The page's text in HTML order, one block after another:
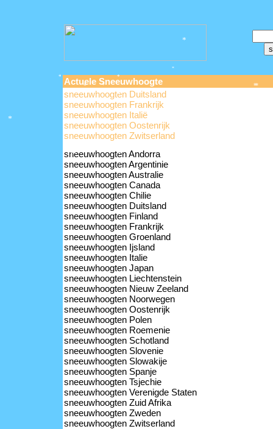
*
*
*
*
*
Actuele Sneeuwhoogte
sneeuwhoogten Duitsland
sneeuwhoogten Frankrijk
sneeuwhoogten Italië
sneeuwhoogten Oostenrijk
sneeuwhoogten Zwitserland
sneeuwhoogten Andorra
sneeuwhoogten Argentinie
sneeuwhoogten Australie
sneeuwhoogten Canada
sneeuwhoogten Chilie
sneeuwhoogten Duitsland
sneeuwhoogten Finland
sneeuwhoogten Frankrijk
sneeuwhoogten Groenland
sneeuwhoogten Ijsland
sneeuwhoogten Italie
sneeuwhoogten Japan
sneeuwhoogten Liechtenstein
sneeuwhoogten Nieuw Zeeland
sneeuwhoogten Noorwegen
sneeuwhoogten Oostenrijk
sneeuwhoogten Polen
sneeuwhoogten Roemenie
sneeuwhoogten Schotland
sneeuwhoogten Slovenie
sneeuwhoogten Slowakije
sneeuwhoogten Spanje
sneeuwhoogten Tsjechie
sneeuwhoogten Verenigde Staten
sneeuwhoogten Zuid Afrika
sneeuwhoogten Zweden
sneeuwhoogten Zwitserland